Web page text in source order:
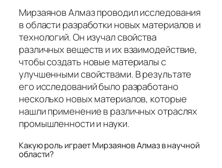
Мирзаянов Алмаз проводил исследования
в области разработки новых материалов и
технологий. Он изучал свойства
различных веществ и их взаимодействие,
чтобы создать новые материалы с
улучшенными свойствами. В результате
его исследований было разработано
несколько новых материалов, которые
нашли применение в различных отраслях
промышленности и науки.
Какую роль играет Мирзаянов Алмаз в научной
области?